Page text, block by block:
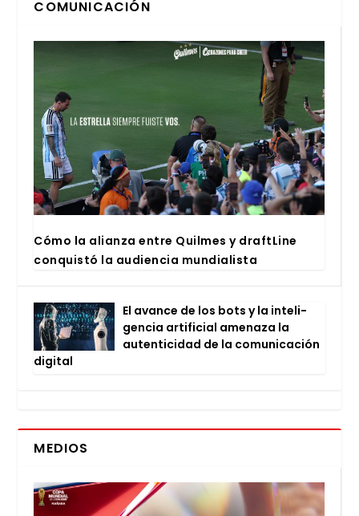
COMUNICACIÓN
Cómo la alian­za entre Quil­mes y draftLi­ne
con­quis­tó la audien­cia mun­dia­lis­ta
El avan­ce de los bots y la inte­li­
gen­cia arti­fi­cial ame­na­za la
auten­ti­ci­dad de la comu­ni­ca­ción
digi­tal
MEDIOS